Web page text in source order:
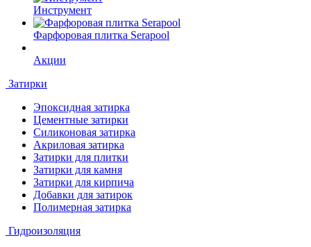
Инструмент
Фарфоровая плитка Serapool
Акции
Затирки
Эпоксидная затирка
Цементные затирки
Силиконовая затирка
Акриловая затирка
Затирки для плитки
Затирки для камня
Затирки для кирпича
Добавки для затирок
Полимерная затирка
Гидроизоляция